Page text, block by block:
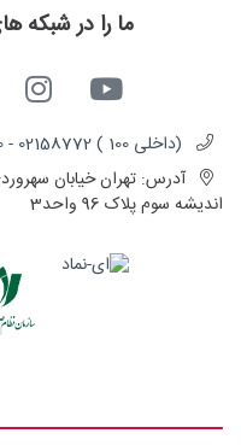
ما را در شبکه
(داخلی 100 ) 02158772 - 09201007820
آدرس: تهران خیابان
اندیشه سوم پلاک 96 واحد3